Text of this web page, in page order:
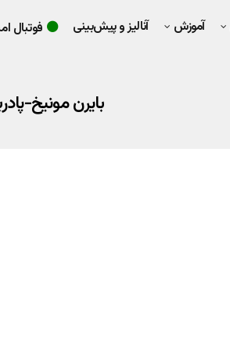
آموزش آنالیز و پیش‌بینی فوتبال
بایرن مونیخ-